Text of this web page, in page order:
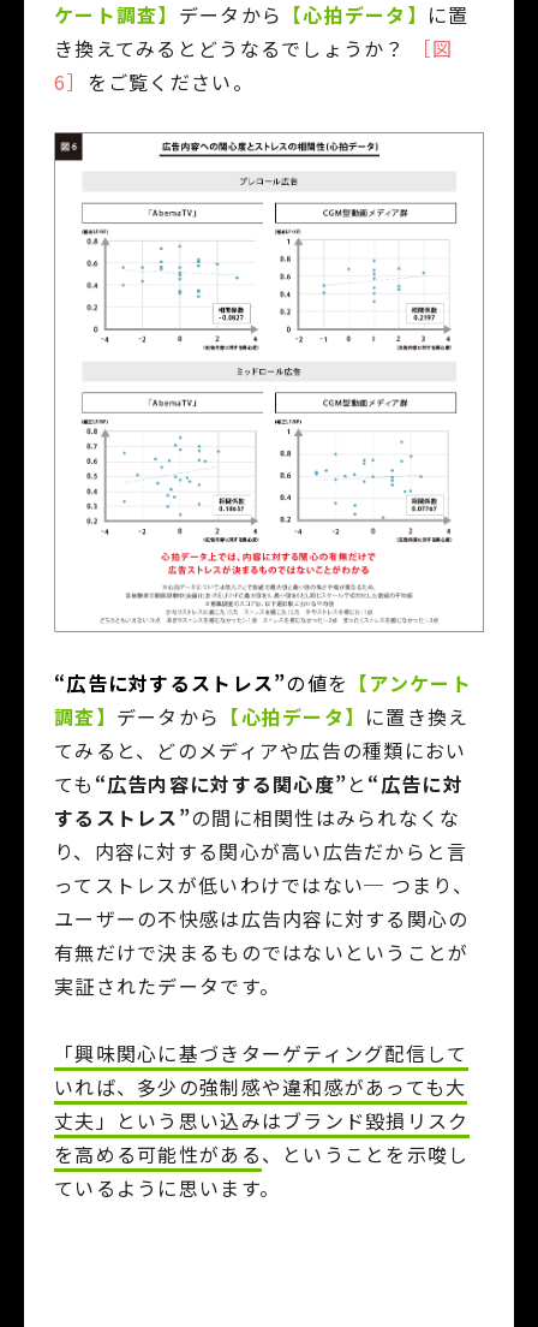
ケート調査】 データから 【心拍データ】 に置
き換えてみるとどうなるでしょうか？
［図
6］ をご覧ください。
“広告に対するストレス”の値を 【アンケート
調査】 データから 【心拍データ】 に置き換え
てみると、どのメディアや広告の種類におい
ても “広告内容に対する関心度”と “広告に対
するストレス”の間に相関性はみられなくな
り、 内容に対する関心が高い広告だからと言
ってストレスが低いわけではない─ つまり、
ユーザーの不快感は広告内容に対する関心の
有無だけで決まるものではない ということが
実証されたデータです。
「興味関心に基づきターゲティング配信して
いれば、多少の強制感や違和感があっても大
丈夫」という思い込みはブランド毀損リスク
を高める可能性がある、 ということを示唆し
ているように思います。